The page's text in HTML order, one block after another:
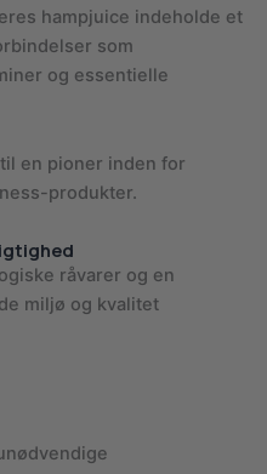
hampjuice indeholde et
som
og essentielle
en pioner inden for
produkter.
råvarer og en
miljø og kvalitet